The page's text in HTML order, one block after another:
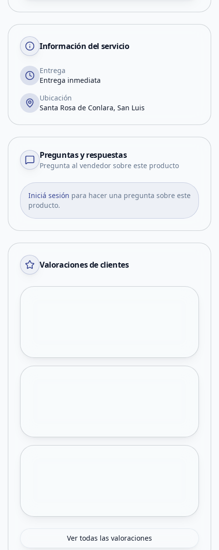
Información del servicio
Entrega
Entrega inmediata
Ubicación
Santa Rosa de Conlara, San Luis
Preguntas y respuestas
Pregunta al vendedor sobre este producto
Iniciá sesión para hacer una pregunta sobre este
producto.
Valoraciones de clientes
Ver todas las valoraciones